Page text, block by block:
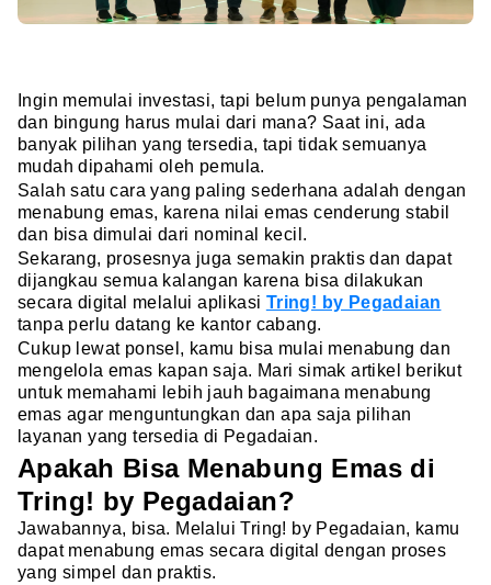
Ingin memulai investasi, tapi belum punya pengalaman
dan bingung harus mulai dari mana? Saat ini, ada
banyak pilihan yang tersedia, tapi tidak semuanya
mudah dipahami oleh pemula.
Salah satu cara yang paling sederhana adalah dengan
menabung emas, karena nilai emas cenderung stabil
dan bisa dimulai dari nominal kecil.
Sekarang, prosesnya juga semakin praktis dan dapat
dijangkau semua kalangan karena bisa dilakukan
secara digital melalui aplikasi Tring! by Pegadaian
tanpa perlu datang ke kantor cabang.
Cukup lewat ponsel, kamu bisa mulai menabung dan
mengelola emas kapan saja. Mari simak artikel berikut
untuk memahami lebih jauh bagaimana menabung
emas agar menguntungkan dan apa saja pilihan
layanan yang tersedia di Pegadaian.
Apakah Bisa Menabung Emas di
Tring! by Pegadaian?
Jawabannya, bisa. Melalui Tring! by Pegadaian, kamu
dapat menabung emas secara digital dengan proses
yang simpel dan praktis.